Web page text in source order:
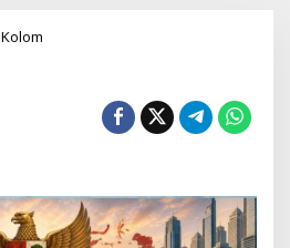
Kolom
d
i
l